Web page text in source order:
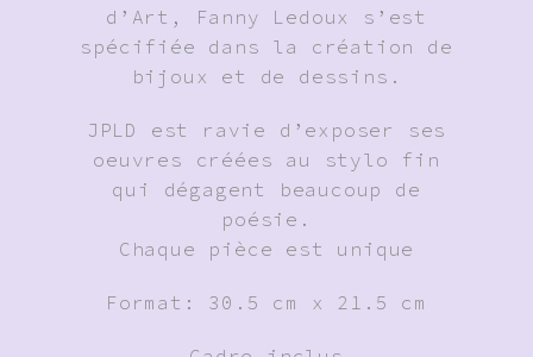
d’Art, Fanny Ledoux s’est
spécifiée dans la création de
bijoux et de dessins.
JPLD est ravie d’exposer ses
oeuvres créées au stylo fin
qui dégagent beaucoup de
poésie.
Chaque pièce est unique
Format: 30.5 cm x 21.5 cm